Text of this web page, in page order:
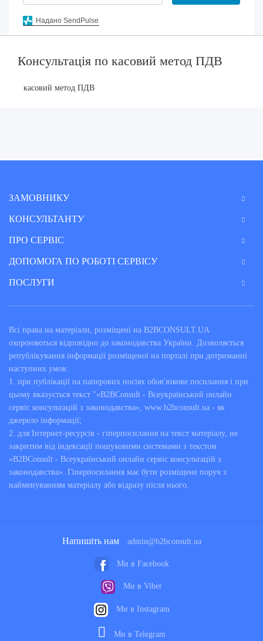
Надано SendPulse
Консультація по касовий метод ПДВ
касовий метод ПДВ
ЗАМОВНИКУ
КОНСУЛЬТАНТУ
ПРО СЕРВІС
ДОПОМОГА ПО РОБОТІ СЕРВІСУ
ПОСЛУГИ
Всі права на матеріали, розміщені на B2BCONSULT.UA
охороняються відповідно до законодавства України. Дозволяється
републікування інформації розміщеної на порталі при дотриманні
наступних умов:
1. при публікації на паперових носіях обов'язкове посилання і при
цьому вказується текст "«B2BConsult - Всеукраїнський онлайн
сервіс консультацій з законодавства», www.b2bconsult.ua - як
джерело інформації;
2. для Інтернет-ресурсів - гіперпосилання на текст матеріалу, не
закритим від індексації пошуковими системами з текстом
«B2BConsult - Всеукраїнський онлайн сервіс консультацій з
законодавства». Гіперпосилання має бути розміщене поруч з
найменуванням матеріалу або відразу після нього.
Напишіть нам admin@b2bconsult.ua
Ми в Facebook
Ми в Viber
Ми в Instagram
Ми в Telegram